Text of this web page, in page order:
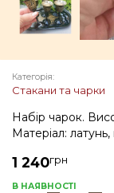
Категорія:
Стакани та чарки
Набір чарок.
Матеріал:
1 240грн
В НАЯВНОСТІ